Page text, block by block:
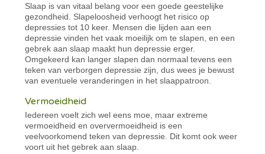
Slaap is van vitaal belang voor een goede geestelijke
gezondheid. Slapeloosheid verhoogt het risico op
depressies tot 10 keer. Mensen die lijden aan een
depressie vinden het vaak moeilijk om te slapen, en een
gebrek aan slaap maakt hun depressie erger.
Omgekeerd kan langer slapen dan normaal tevens een
teken van verborgen depressie zijn, dus wees je bewust
van eventuele veranderingen in het slaappatroon.
Vermoeidheid
Iedereen voelt zich wel eens moe, maar extreme
vermoeidheid en oververmoeidheid is een
veelvoorkomend teken van depressie. Dit komt ook weer
voort uit het gebrek aan slaap.